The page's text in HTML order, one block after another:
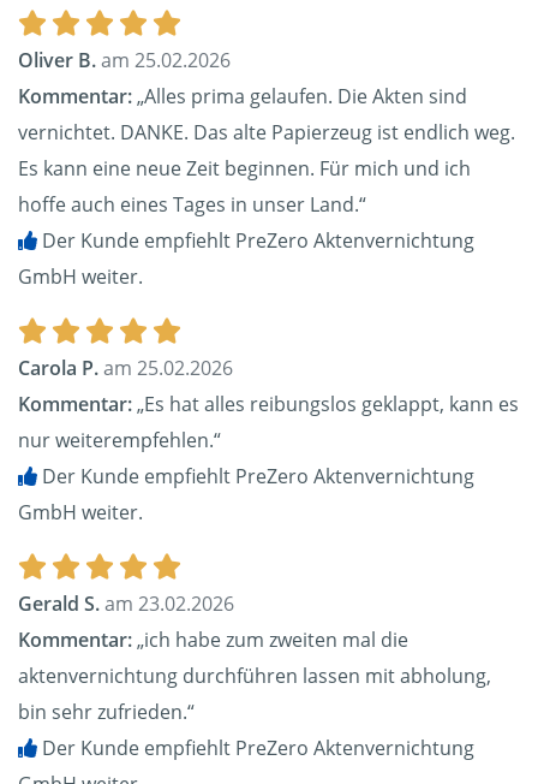
Oliver B.am 25.02.2026
Kommentar:„Alles prima gelaufen. Die Akten sind
vernichtet. DANKE. Das alte Papierzeug ist endlich weg.
Es kann eine neue Zeit beginnen. Für mich und ich
hoffe auch eines Tages in unser Land.“
Der Kunde empfiehlt PreZero Aktenvernichtung
GmbH weiter.
Carola P.am 25.02.2026
Kommentar:„Es hat alles reibungslos geklappt, kann es
nur weiterempfehlen.“
Der Kunde empfiehlt PreZero Aktenvernichtung
GmbH weiter.
Gerald S.am 23.02.2026
Kommentar:„ich habe zum zweiten mal die
aktenvernichtung durchführen lassen mit abholung,
bin sehr zufrieden.“
Der Kunde empfiehlt PreZero Aktenvernichtung